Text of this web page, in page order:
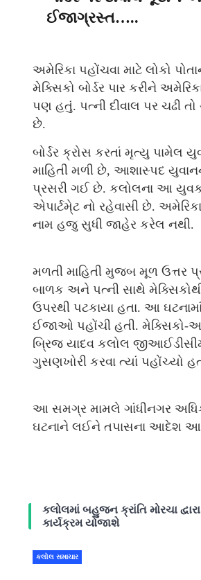
ઈજાગ્રસ્ત…..
અમેરિકા પહોંચવા માટે લોકો
મેક્સિકો બોર્ડર પાર કરીને
પણ હતું. પત્ની દીવાલ પર ચઢી
છે.
બોર્ડર ક્રોસ કરતાં મૃત્યુ પામેલ
માહિતી મળી છે, આશાસ્પદ
પ્રસરી ગઈ છે. કલોલના આ
એપાર્ટમે્ટ નો રહેવાસી છે.
નામ હજુ સુધી જાહેર કરેલ નથી.
મળતી માહિતી મુજબ મૂળ ઉત્તર
બાળક અને પત્ની સાથે
ઉપરથી પટકાયા હતા. આ
ઈજાઓ પહોંચી હતી. મેક્સિકો-
બ્રિજ યાદવ કલોલ
ગુસણખોરી કરવા ત્યાં પહોંચ્યો
આ સમગ્ર મામલે ગાંધીનગર
ઘટનાને લઈને તપાસના આદેશ
કલોલમાં બહુજન ક્રાંતિ મોરચા
કાર્યક્રમ યોજાશે
કલોલ સમાચાર